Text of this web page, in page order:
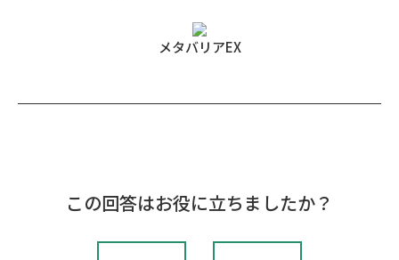
メタバリアEX
この回答はお役に立ちましたか？